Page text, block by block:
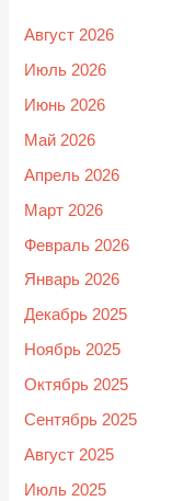
Август 2026
Июль 2026
Июнь 2026
Май 2026
Апрель 2026
Март 2026
Февраль 2026
Январь 2026
Декабрь 2025
Ноябрь 2025
Октябрь 2025
Сентябрь 2025
Август 2025
Июль 2025